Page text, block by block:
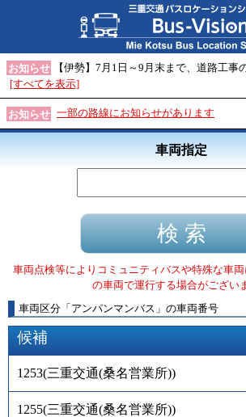
お知らせ
【伊勢】7月1日～9月末まで、道路工事
[すべてを表示]
お知らせ 一部の路線にお知らせがあります
車両指定
車両点検等によりコミュニティバスや特殊な車
の車両で運行する場合がござい
車両区分 「 アンパンマンバス 」 の車両番号
候補
1253(三重交通(桑名営業所))
1255(三重交通(桑名営業所))